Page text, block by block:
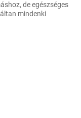
de egészséges
mindenki